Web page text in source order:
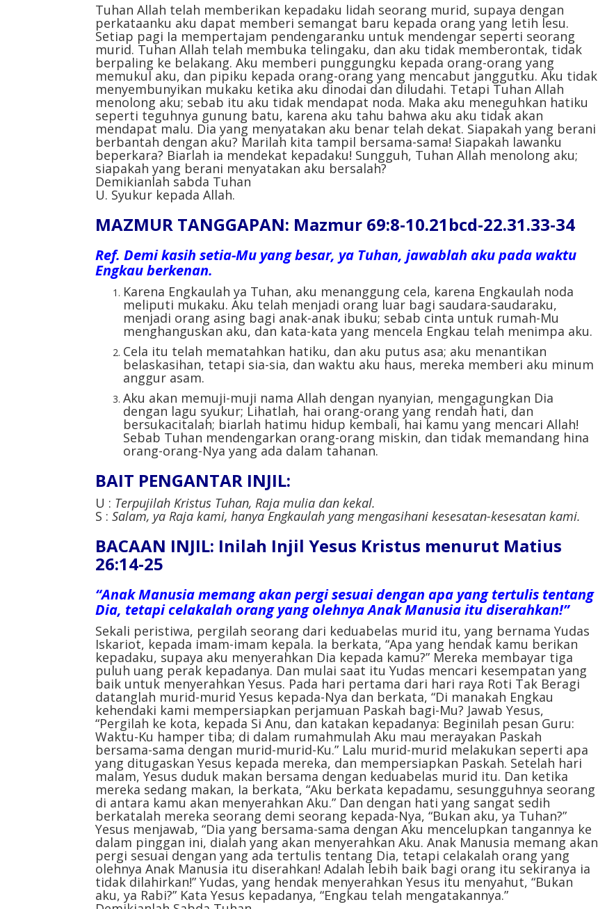
Tuhan Allah telah memberikan kepadaku lidah seorang murid, supaya dengan
perkataanku aku dapat memberi semangat baru kepada orang yang letih lesu.
Setiap pagi Ia mempertajam pendengaranku untuk mendengar seperti seorang
murid. Tuhan Allah telah membuka telingaku, dan aku tidak memberontak, tidak
berpaling ke belakang. Aku memberi punggungku kepada orang-orang yang
memukul aku, dan pipiku kepada orang-orang yang mencabut janggutku. Aku tidak
menyembunyikan mukaku ketika aku dinodai dan diludahi. Tetapi Tuhan Allah
menolong aku; sebab itu aku tidak mendapat noda. Maka aku meneguhkan hatiku
seperti teguhnya gunung batu, karena aku tahu bahwa aku aku tidak akan
mendapat malu. Dia yang menyatakan aku benar telah dekat. Siapakah yang berani
berbantah dengan aku? Marilah kita tampil bersama-sama! Siapakah lawanku
beperkara? Biarlah ia mendekat kepadaku! Sungguh, Tuhan Allah menolong aku;
siapakah yang berani menyatakan aku bersalah?
Demikianlah sabda Tuhan
U. Syukur kepada Allah.
MAZMUR TANGGAPAN: Mazmur 69:8-10.21bcd-22.31.33-34
Ref. Demi kasih setia-Mu yang besar, ya Tuhan, jawablah aku pada waktu
Engkau berkenan.
Karena Engkaulah ya Tuhan, aku menanggung cela, karena Engkaulah noda
meliputi mukaku. Aku telah menjadi orang luar bagi saudara-saudaraku,
menjadi orang asing bagi anak-anak ibuku; sebab cinta untuk rumah-Mu
menghanguskan aku, dan kata-kata yang mencela Engkau telah menimpa aku.
Cela itu telah mematahkan hatiku, dan aku putus asa; aku menantikan
belaskasihan, tetapi sia-sia, dan waktu aku haus, mereka memberi aku minum
anggur asam.
Aku akan memuji-muji nama Allah dengan nyanyian, mengagungkan Dia
dengan lagu syukur; Lihatlah, hai orang-orang yang rendah hati, dan
bersukacitalah; biarlah hatimu hidup kembali, hai kamu yang mencari Allah!
Sebab Tuhan mendengarkan orang-orang miskin, dan tidak memandang hina
orang-orang-Nya yang ada dalam tahanan.
BAIT PENGANTAR INJIL:
U : Terpujilah Kristus Tuhan, Raja mulia dan kekal.
S : Salam, ya Raja kami, hanya Engkaulah yang mengasihani kesesatan-kesesatan kami.
BACAAN INJIL: Inilah Injil Yesus Kristus menurut Matius
26:14-25
“Anak Manusia memang akan pergi sesuai dengan apa yang tertulis tentang
Dia, tetapi celakalah orang yang olehnya Anak Manusia itu diserahkan!”
Sekali peristiwa, pergilah seorang dari keduabelas murid itu, yang bernama Yudas
Iskariot, kepada imam-imam kepala. Ia berkata, “Apa yang hendak kamu berikan
kepadaku, supaya aku menyerahkan Dia kepada kamu?” Mereka membayar tiga
puluh uang perak kepadanya. Dan mulai saat itu Yudas mencari kesempatan yang
baik untuk menyerahkan Yesus. Pada hari pertama dari hari raya Roti Tak Beragi
datanglah murid-murid Yesus kepada-Nya dan berkata, “Di manakah Engkau
kehendaki kami mempersiapkan perjamuan Paskah bagi-Mu? Jawab Yesus,
“Pergilah ke kota, kepada Si Anu, dan katakan kepadanya: Beginilah pesan Guru:
Waktu-Ku hamper tiba; di dalam rumahmulah Aku mau merayakan Paskah
bersama-sama dengan murid-murid-Ku.” Lalu murid-murid melakukan seperti apa
yang ditugaskan Yesus kepada mereka, dan mempersiapkan Paskah. Setelah hari
malam, Yesus duduk makan bersama dengan keduabelas murid itu. Dan ketika
mereka sedang makan, Ia berkata, “Aku berkata kepadamu, sesungguhnya seorang
di antara kamu akan menyerahkan Aku.” Dan dengan hati yang sangat sedih
berkatalah mereka seorang demi seorang kepada-Nya, “Bukan aku, ya Tuhan?”
Yesus menjawab, “Dia yang bersama-sama dengan Aku mencelupkan tangannya ke
dalam pinggan ini, dialah yang akan menyerahkan Aku. Anak Manusia memang akan
pergi sesuai dengan yang ada tertulis tentang Dia, tetapi celakalah orang yang
olehnya Anak Manusia itu diserahkan! Adalah lebih baik bagi orang itu sekiranya ia
tidak dilahirkan!” Yudas, yang hendak menyerahkan Yesus itu menyahut, “Bukan
aku, ya Rabi?” Kata Yesus kepadanya, “Engkau telah mengatakannya.”